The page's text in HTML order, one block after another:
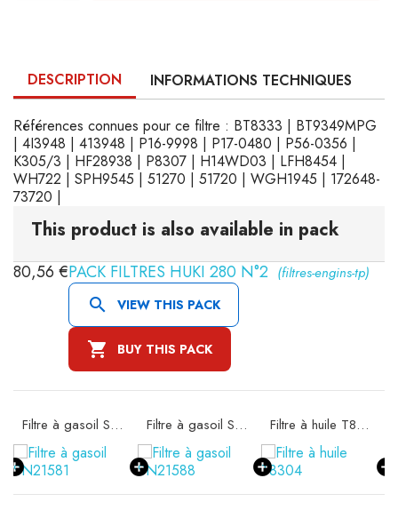
DESCRIPTION INFORMATIONS TECHNIQUES
Références connues pour ce filtre : BT8333 | BT9349MPG
| 4I3948 | 413948 | P16-9998 | P17-0480 | P56-0356 |
K305/3 | HF28938 | P8307 | H14WD03 | LFH8454 |
WH722 | SPH9545 | 51270 | 51720 | WGH1945 | 172648-
73720 |
This product is also available in pack
PACK FILTRES HUKI 280 N°2 (filtres-engins-tp)
 VIEW THIS PACK
 BUY THIS PACK
80,56 €
Filtre à gasoil SN21581 Filtre à gasoil SN21588 Filtre à huile T8304